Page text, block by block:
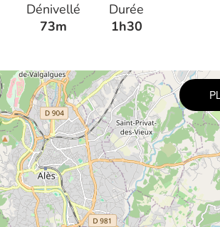
Dénivellé
73m
Durée
1h30